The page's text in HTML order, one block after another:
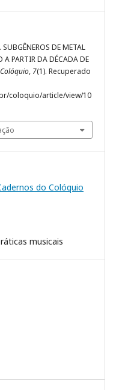
DE METAL
A PARTIR DA DÉCADA DE
, 7(1). Recuperado
coloquio/article/view/10
do Colóquio
musicais